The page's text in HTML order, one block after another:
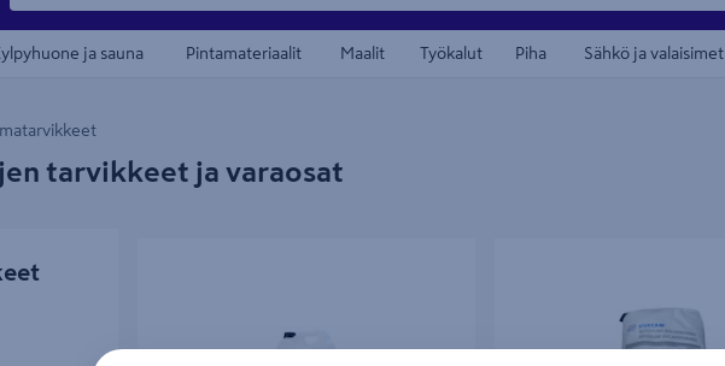
ja sauna Pintamateriaalit Maalit Työkalut Piha Sähkö ja valaisimet
tarvikkeet ja varaosat